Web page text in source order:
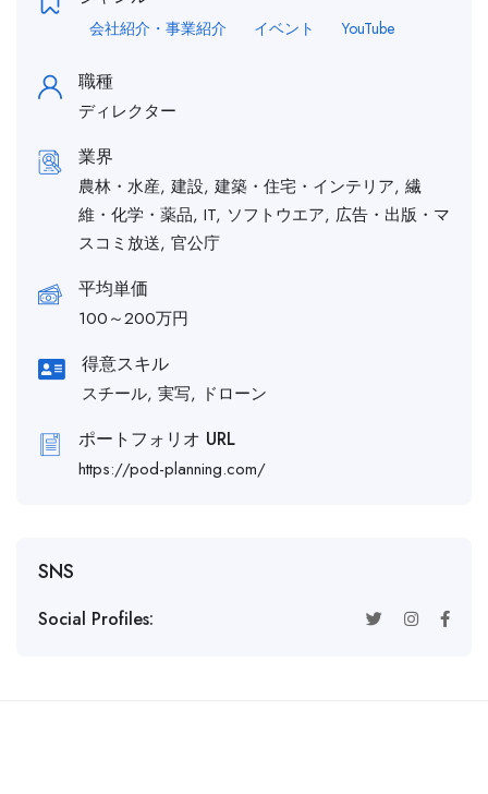
会社紹介・事業紹介 イベント YouTube
職種
ディレクター
業界
農林・水産, 建設, 建築・住宅・インテリア, 繊
維・化学・薬品, IT, ソフトウエア, 広告・出版・マ
スコミ放送, 官公庁
平均単価
100～200万円
得意スキル
スチール, 実写, ドローン
ポートフォリオ URL
https://pod-planning.com/
SNS
Social Profiles: